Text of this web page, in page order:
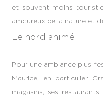
et souvent moins
amoureux de la nature et
Le nord animé
Pour une ambiance plus
Maurice, en particulier
magasins, ses